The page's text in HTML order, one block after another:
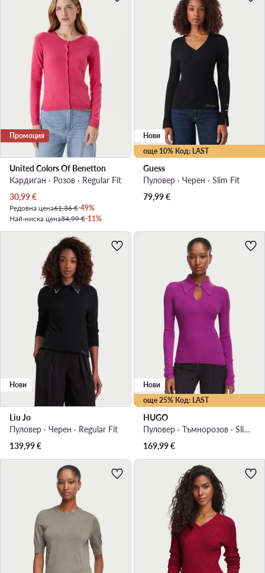
Промоция
United Colors Of Benetton
Кардиган · Розов · Regular Fit
Актуална цена
30,99€
Редовна цена61,36 €-49%
Най-ниска цена34,99 €-11%
още 10% Код: LAST
Нови
Guess
Пуловер · Черен · Slim Fit
79,99€
Нови
Liu Jo
Пуловер · Черен · Regular Fit
139,99€
още 25% Код: LAST
Нови
HUGO
Пуловер · Тъмнорозов · Slim Fit
169,99€